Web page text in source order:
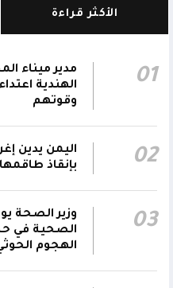
المقاومة الوطنية
وزير الصحة:
سكنية ومخيماتٍ
مليشيا الحوثي
عنتر في حبيل
أضراراً مادية
اتفاقية الدفاع
وتركيا تنص على
من الدول الثلاث
الأكثر قراءة
01
مدير ميناء
الهندية
وقوتهم
02
اليمن يدين
بإنقاذ
03
وزير الصحة
الصحية في
الهجوم